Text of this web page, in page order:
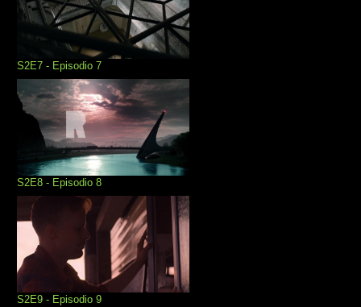
S2E7 - Episodio 7
S2E8 - Episodio 8
S2E9 - Episodio 9